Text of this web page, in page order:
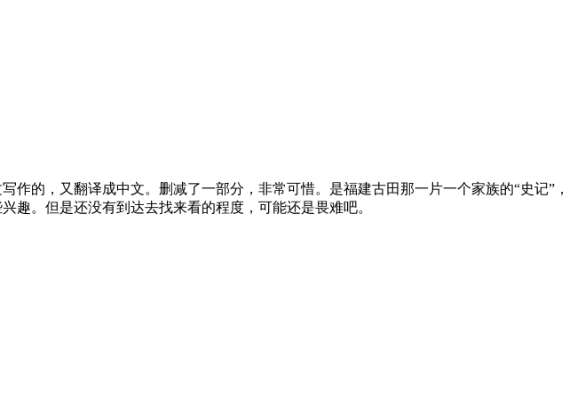
的，又翻译成中文。删减了一部分，非常可惜。是福建古田那一片一个家族的“史记”，
趣。但是还没有到达去找来看的程度，可能还是畏难吧。